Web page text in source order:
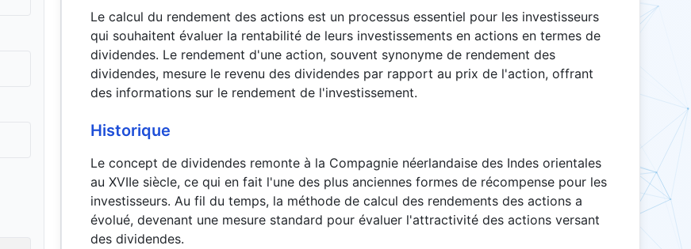
Le calcul du rendement des actions est un processus essentiel pour les investisseurs
qui souhaitent évaluer la rentabilité de leurs investissements en actions en termes de
dividendes. Le rendement d'une action, souvent synonyme de rendement des
dividendes, mesure le revenu des dividendes par rapport au prix de l'action, offrant
des informations sur le rendement de l'investissement.
Historique
Le concept de dividendes remonte à la Compagnie néerlandaise des Indes orientales
au XVIIe siècle, ce qui en fait l'une des plus anciennes formes de récompense pour les
investisseurs. Au fil du temps, la méthode de calcul des rendements des actions a
évolué, devenant une mesure standard pour évaluer l'attractivité des actions versant
des dividendes.